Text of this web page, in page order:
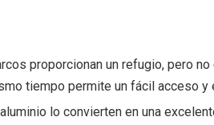
proporcionan un refugio, pero no
tiempo permite un fácil acceso y
lo convierten en una